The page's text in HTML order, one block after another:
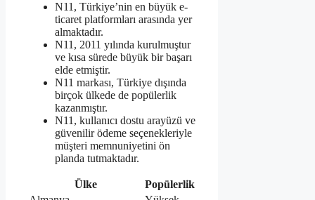
N11, Türkiye’nin en büyük e-
ticaret platformları arasında yer
almaktadır.
N11, 2011 yılında kurulmuştur
ve kısa sürede büyük bir başarı
elde etmiştir.
N11 markası, Türkiye dışında
birçok ülkede de popülerlik
kazanmıştır.
N11, kullanıcı dostu arayüzü ve
güvenilir ödeme seçenekleriyle
müşteri memnuniyetini ön
planda tutmaktadır.
Ülke
Popülerlik